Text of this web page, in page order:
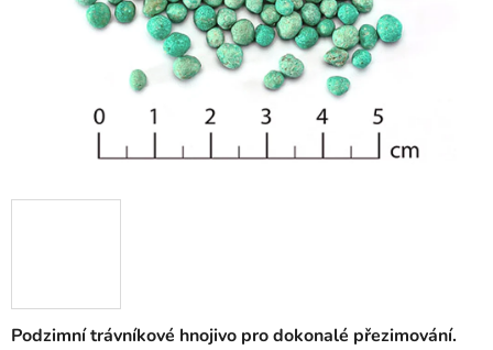
Podzimní trávníkové hnojivo pro dokonalé přezimování.